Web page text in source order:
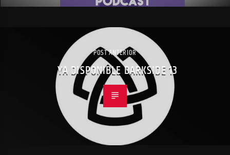
POST ANTERIOR
YA DISPONIBLE DARKSIDE 13